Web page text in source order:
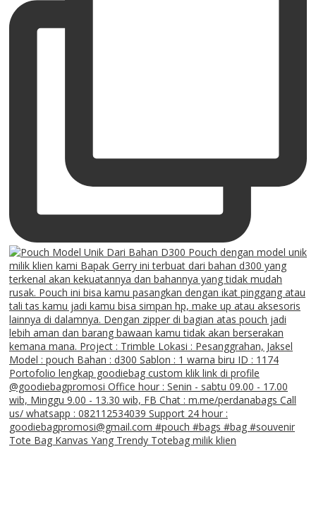
Tote Bag Kanvas Yang Trendy Totebag milik klien